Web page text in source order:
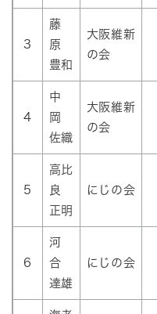
3
藤
原
豊和
大阪維新
の会
4
中
岡
佐織
大阪維新
の会
5
高比
良
正明
にじの会
6
河
合
達雄
にじの会